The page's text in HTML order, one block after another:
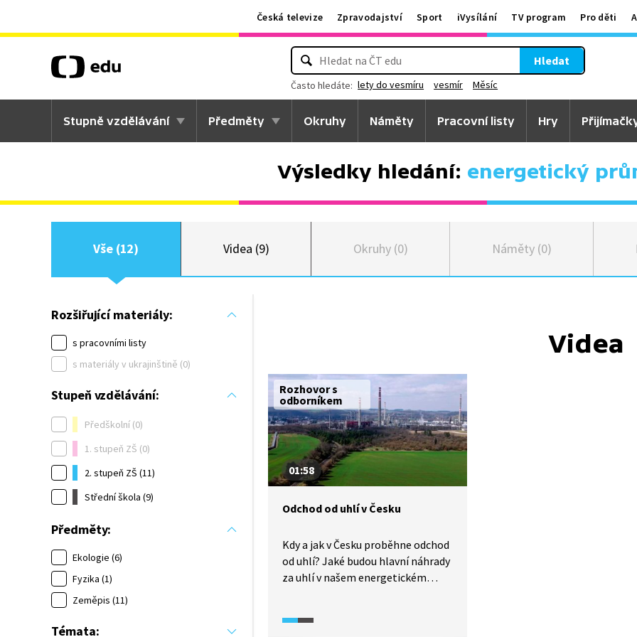
Česká televize Zpravodajství Sport iVysílání TV program Pro děti
Hledat
Často hledáte: lety do vesmíru vesmír Měsíc
Stupně vzdělávání Předměty Okruhy Náměty Pracovní listy Hry
Výsledky hledání: energetický
Vše (12) Videa (9) Okruhy (0) Náměty (0)
Rozšiřující materiály:
s pracovními listy
s materiály v ukrajinštině (0)
Stupeň vzdělávání:
Předškolní (0)
1. stupeň ZŠ (0)
2. stupeň ZŠ (11)
Střední škola (9)
Předměty:
Ekologie (6)
Fyzika (1)
Zeměpis (11)
Témata:
Videa
Rozhovor s
odborníkem
01:58
Odchod od uhlí v Česku
Kdy a jak v Česku proběhne odchod
od uhlí? Jaké budou hlavní náhrady
za uhlí v našem energetickém
a uhelnými doly? Na to odpoví